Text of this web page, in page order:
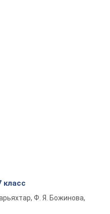
класс
Ф. Я. Божинова,